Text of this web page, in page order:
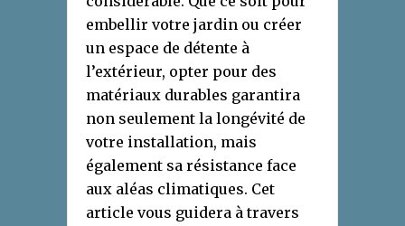
embellir votre jardin ou créer
un espace de détente à
l’extérieur, opter pour des
matériaux durables garantira
non seulement la longévité de
votre installation, mais
également sa résistance face
aux aléas climatiques. Cet
article vous guidera à travers